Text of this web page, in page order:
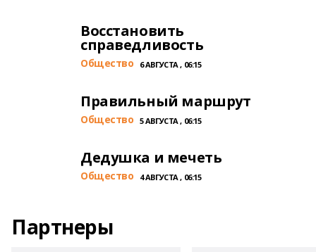
Восстановить
справедливость
Общество 6 АВГУСТА , 06:15
Правильный маршрут
Общество 5 АВГУСТА , 06:15
Дедушка и мечеть
Общество 4 АВГУСТА , 06:15
Партнеры